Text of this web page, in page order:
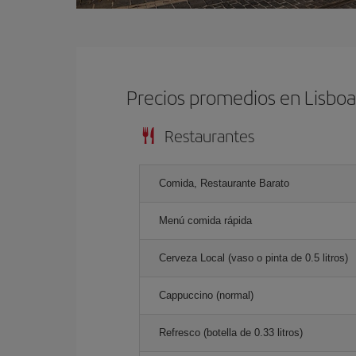
Precios promedios en Lisboa
Restaurantes
Comida, Restaurante Barato
Menú comida rápida
Cerveza Local (vaso o pinta de 0.5 litros)
Cappuccino (normal)
Refresco (botella de 0.33 litros)